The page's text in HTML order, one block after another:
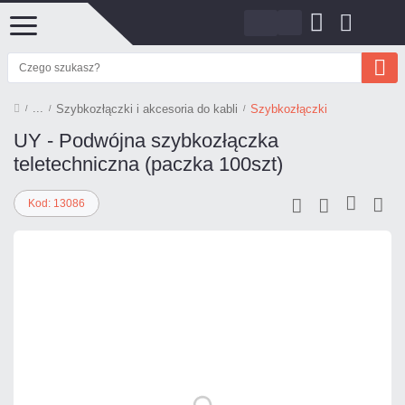
Szybkozłączki i akcesoria do kabli Szybkozłączki
UY - Podwójna szybkozłączka
teletechniczna (paczka 100szt)
Kod: 13086